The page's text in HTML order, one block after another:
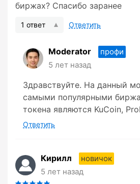
биржах? Спасибо заранее
1 ответ Ответить
Moderator
профи
5 лет назад
Здравствуйте. На данный
самыми популярными
токена являются KuCoin,
Ответить
Кирилл
новичок
5 лет назад